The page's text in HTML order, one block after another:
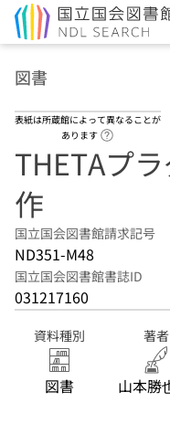
図書
表紙は所蔵館によって異なることが
あります
THETAプ
作
国立国会図書館請求記号
ND351-M48
国立国会図書館書誌ID
031217160
資料種別
図書
著者
山本勝